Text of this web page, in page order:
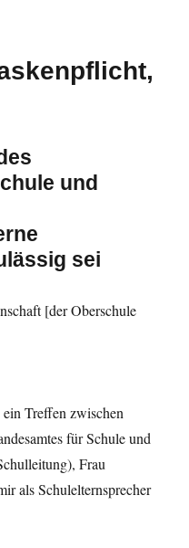
3
und
sei
[der Oberschule
Treffen zwischen
für Schule und
Frau
als Schulelternsprecher
Teil 2“